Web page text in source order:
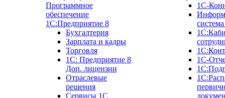
Программное
обеспечение
1С:Предприятие 8
Бухгалтерия
Зарплата и кадры
Торговля
1C: Предприятие 8
Доп. лицензии
Отраслевые
решения
Сервисы 1С
1С-
1С-